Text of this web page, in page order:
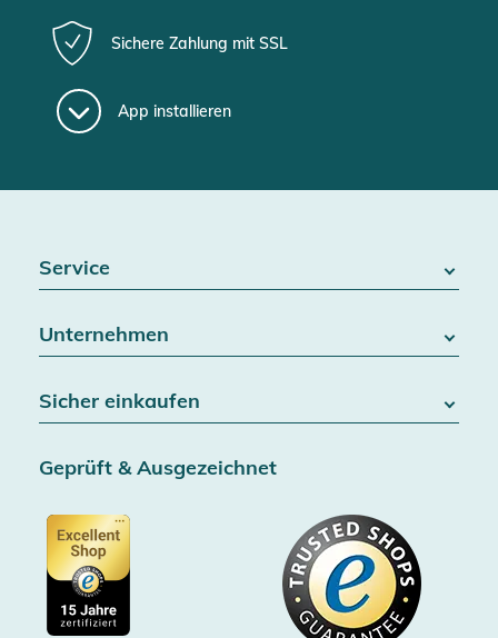
Sichere Zahlung mit SSL
App installieren
Service
Batteriegesetz
Widerrufsrecht
Vertrag widerrufen
AGB & Kundeninformationen
Datenschutz
Cookie-Einstellungen
Unternehmen
Blog
Jobs
Gutscheine
Showroom Düsseldorf
Impressum
Sicher einkaufen
SSL-Verschlüsselung
Zertifiziert durch Trusted Shops
Käuferschutz bis 20000€
Gratis Versand ab 100€ Bestellwert (in DE/AT)
Kostenlose Rücksendung (aus DE/AT)
Geprüft & Ausgezeichnet